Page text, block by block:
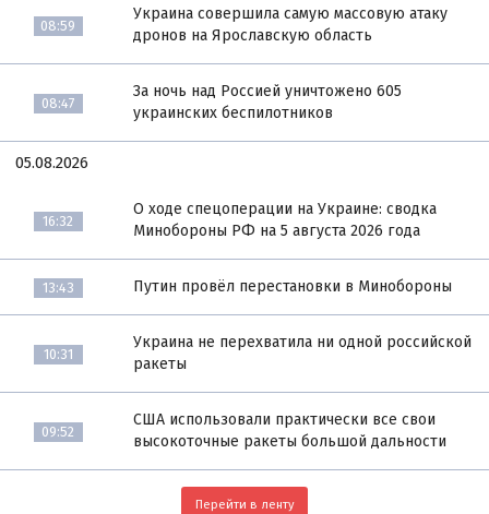
08:59
Украина совершила самую массовую атаку
дронов на Ярославскую область
08:47
За ночь над Россией уничтожено 605
украинских беспилотников
05.08.2026
16:32
О ходе спецоперации на Украине: сводка
Минобороны РФ на 5 августа 2026 года
13:43 Путин провёл перестановки в Минобороны
10:31
Украина не перехватила ни одной российской
ракеты
09:52
США использовали практически все свои
высокоточные ракеты большой дальности
Перейти в ленту